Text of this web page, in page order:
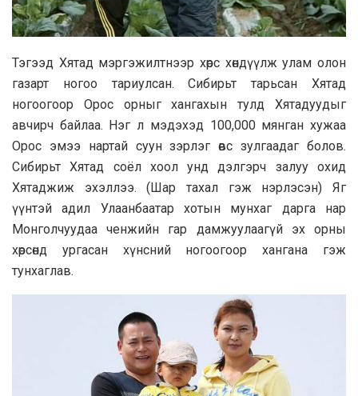
Тэгээд Хятад мэргэжилтнээр хөрс хөндүүлж улам олон
газарт ногоо тариулсан. Сибирьт тарьсан Хятад
ногоогоор Орос орныг хангахын тулд Хятадуудыг
авчирч байлаа. Нэг л мэдэхэд 100,000 мянган хужаа
Орос эмээ нартай суун зэрлэг өвс зулгаадаг болов.
Сибирьт Хятад соёл хоол унд дэлгэрч залуу охид
Хятаджиж эхэллээ. (Шар тахал гэж нэрлэсэн) Яг
үүнтэй адил Улаанбаатар хотын мунхаг дарга нар
Монголчуудаа ченжийн гар дамжуулаагүй эх орны
хөрсөнд ургасан хүнсний ногоогоор хангана гэж
тунхаглав.